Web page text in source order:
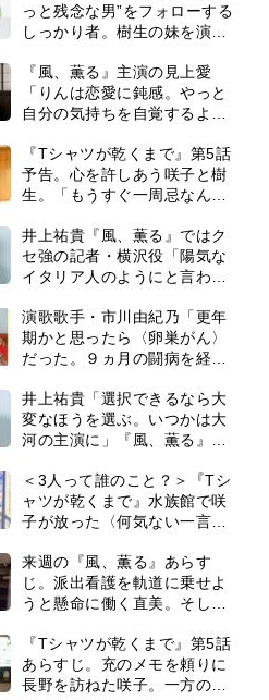
っと残念な男”をフォローする
しっかり者。樹生の妹を演じ
スト紹介＞
『風、薫る』主演の見上愛
「りんは恋愛に鈍感。やっと
自分の気持ちを自覚するよう
『Tシャツが乾くまで』第5話
予告。心を許しあう咲子と樹
生。「もうすぐ一周忌なんで
レあり＞
井上祐貴『風、薫る』ではク
セ強の記者・横沢役「陽気な
イタリア人のようにと言われ
演歌歌手・市川由紀乃「更年
期かと思ったら〈卵巣がん〉
だった。９ヵ月の闘病を経て
紙を今も支えに」【2026上半
期BEST】
井上祐貴「選択できるなら大
変なほうを選ぶ。いつかは大
河の主演に」『風、薫る』で
＜3人って誰のこと？＞『Tシ
ャツが乾くまで』水族館で咲
子が放った〈何気ない一言〉
線？」「子どもの話だと…」
来週の『風、薫る』あらす
じ。派出看護を軌道に乗せよ
うと懸命に働く直美。そして
バレあり＞
『Tシャツが乾くまで』第5話
あらすじ。充のメモを頼りに
長野を訪ねた咲子。一方の樹